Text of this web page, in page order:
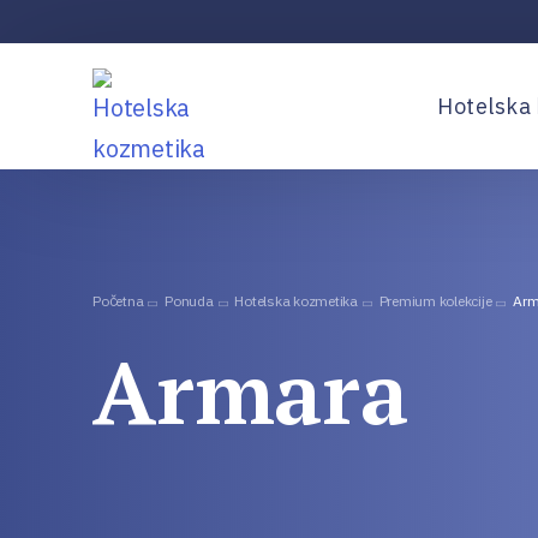
Hotelska
Početna Ponuda Hotelska kozmetika Premium kolekcije
Armara